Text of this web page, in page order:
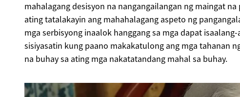
mahalagang desisyon na nangangailangan ng maingat
ating tatalakayin ang mahahalagang aspeto ng
mga serbisyong inaalok hanggang sa mga dapat
sisiyasatin kung paano makakatulong ang mga tahanan
na buhay sa ating mga nakatatandang mahal sa buhay.